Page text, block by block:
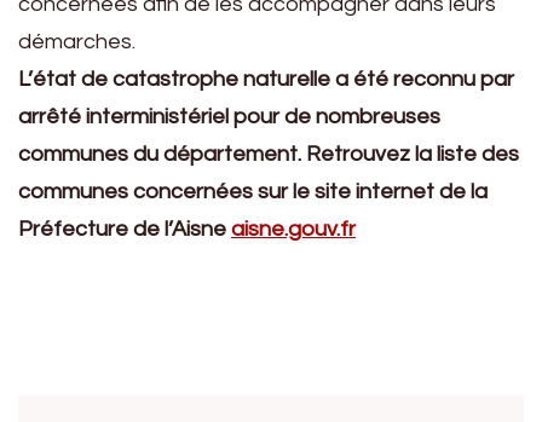
démarches.
L’état de catastrophe naturelle a été reconnu par
arrêté interministériel pour de nombreuses
communes du département. Retrouvez la liste des
communes concernées sur le site internet de la
Préfecture de l’Aisne aisne.gouv.fr